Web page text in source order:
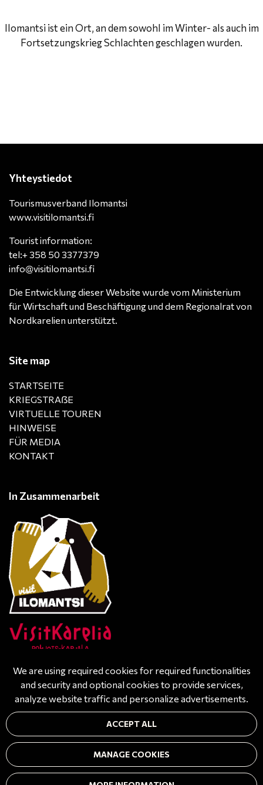
We are using required cookies for required functionalities
and security and optional cookies to provide services,
analyze website traffic and personalize advertisements.
ACCEPT ALL
MANAGE COOKIES
Ilomantsi ist ein Ort, an dem sowohl im Winter- als auch im
Fortsetzungskrieg Schlachten geschlagen wurden.
Yhteystiedot
Tourismusverband Ilomantsi
www.visitilomantsi.fi
Tourist information:
tel:+ 358 50 3377379
info@visitilomantsi.fi
Die Entwicklung dieser Website wurde vom Ministerium
für Wirtschaft und Beschäftigung und dem Regionalrat von
Nordkarelien unterstützt.
Site map
STARTSEITE
KRIEGSTRAẞE
VIRTUELLE TOUREN
HINWEISE
FÜR MEDIA
KONTAKT
In Zusammenarbeit
© All rights reserved. Powered by atFlow Oy
byTähkä-Design| Photo-, videography bySTC Tuotanto
Oy
| Authentic photos by SA-kuva-arkisto
Facebook Instagram